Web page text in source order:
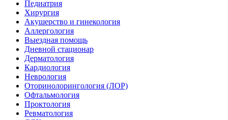
Педиатрия
Хирургия
Акушерство и гинекология
Аллергология
Выездная помощь
Дневной стационар
Дерматология
Кардиология
Неврология
Оторинолорингология (ЛОР)
Офтальмология
Проктология
Ревматология